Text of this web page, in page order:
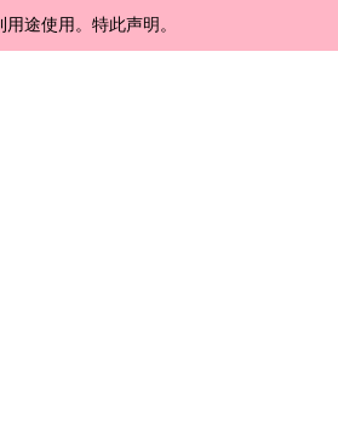
途使用。特此声明。